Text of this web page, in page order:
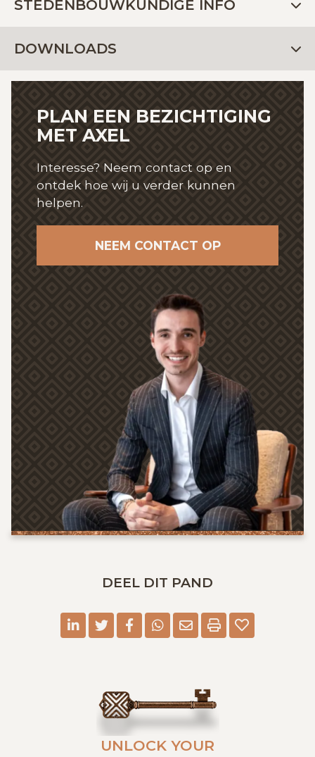
STEDENBOUWKUNDIGE INFO
DOWNLOADS
PLAN EEN BEZICHTIGING
MET AXEL
Interesse? Neem contact op en
ontdek hoe wij u verder kunnen
helpen.
NEEM CONTACT OP
DEEL DIT PAND
linkedin
twitter
facebook
whatsapp
E-mail
Print
UNLOCK YOUR